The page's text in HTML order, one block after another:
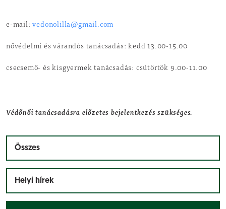
e-mail:vedonolilla@gmail.com
nővédelmi és várandós tanácsadás: kedd 13.00-15.00
csecsemő- és kisgyermek tanácsadás: csütörtök 9.00-11.00
Védőnői tanácsadásra előzetes bejelentkezés szükséges.
Összes
Helyi hírek